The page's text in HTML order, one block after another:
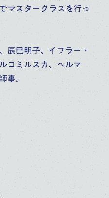
マスタークラスを行っ
辰巳明子、イフラー・
コミルスカ、ヘルマ
事。